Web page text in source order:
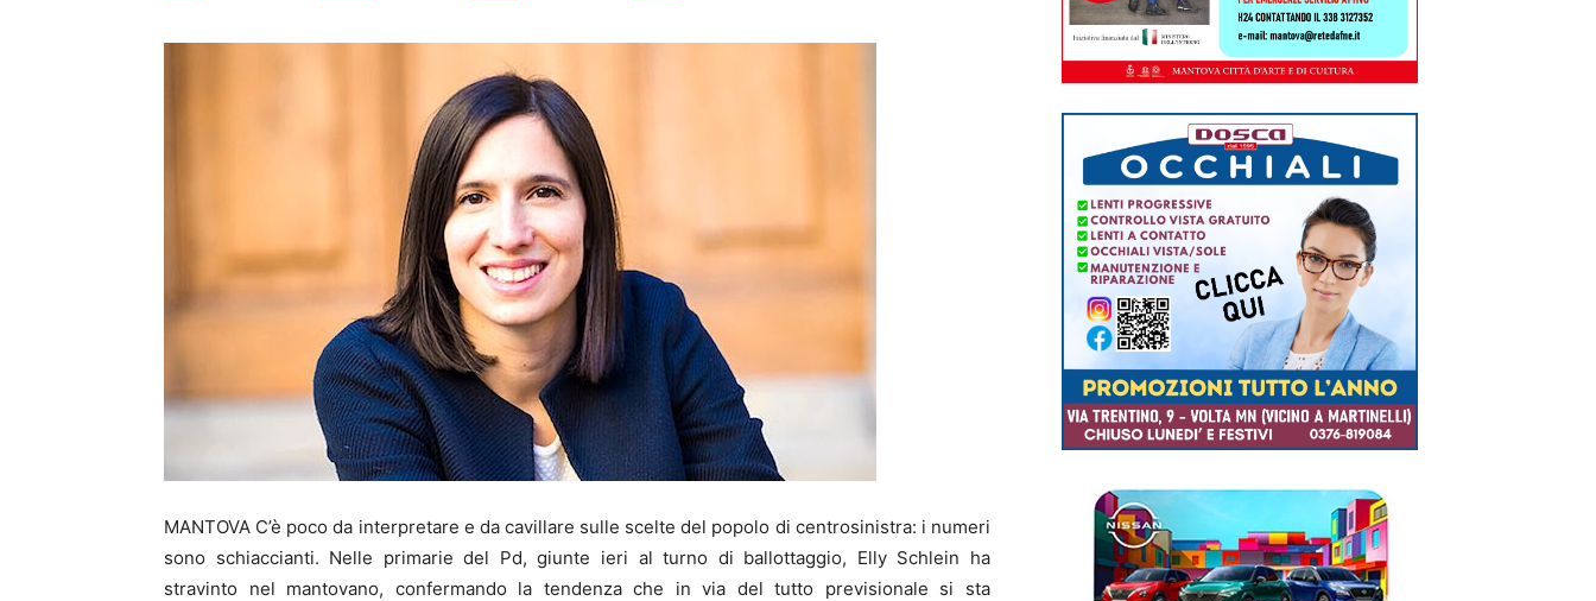
MANTOVA C’è poco da interpretare e da cavillare sulle scelte del popolo di centrosinistra: i numeri
sono schiaccianti. Nelle primarie del Pd, giunte ieri al turno di ballottaggio, Elly Schlein ha
stravinto nel mantovano, confermando la tendenza che in via del tutto previsionale si sta